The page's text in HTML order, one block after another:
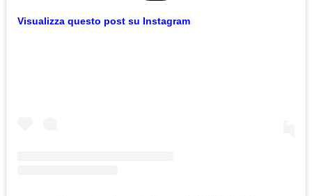
Visualizza questo post su Instagram